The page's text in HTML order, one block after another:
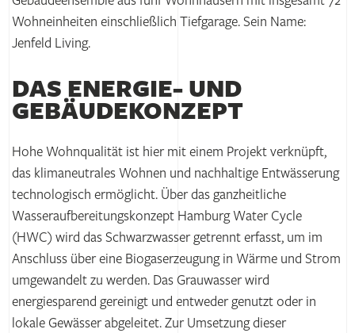
Wohneinheiten einschließlich Tiefgarage. Sein Name:
Jenfeld Living.
DAS ENERGIE- UND
GEBÄUDE­KONZEPT
Hohe Wohnqualität ist hier mit einem Projekt verknüpft,
das klimaneutrales Wohnen und nachhaltige Entwässerung
technologisch ermöglicht. Über das ganzheitliche
Wasseraufbereitungskonzept Hamburg Water Cycle
(HWC) wird das Schwarzwasser getrennt erfasst, um im
Anschluss über eine Biogaserzeugung in Wärme und Strom
umgewandelt zu werden. Das Grauwasser wird
energiesparend gereinigt und entweder genutzt oder in
lokale Gewässer abgeleitet. Zur Umsetzung dieser